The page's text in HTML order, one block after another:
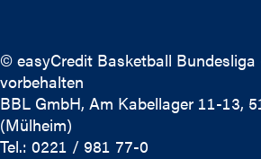
© easyCredit Basketball Bundesliga
vorbehalten
BBL GmbH, Am Kabellager 11-13,
(Mülheim)
Tel.: 0221 / 981 77-0